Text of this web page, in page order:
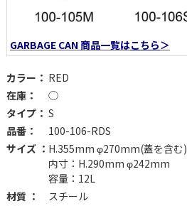
GARBAGE CAN 商品一覧はこちら＞
カラー： RED
在庫：
◯
タイプ： S
品番：
100-106-RDS
サイズ ： H.355mm φ270mm(蓋を含む)
内寸：H.290mm φ242mm
容量：12L
材質 ：
スチール